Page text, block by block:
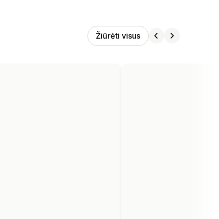
Žiūrėti visus